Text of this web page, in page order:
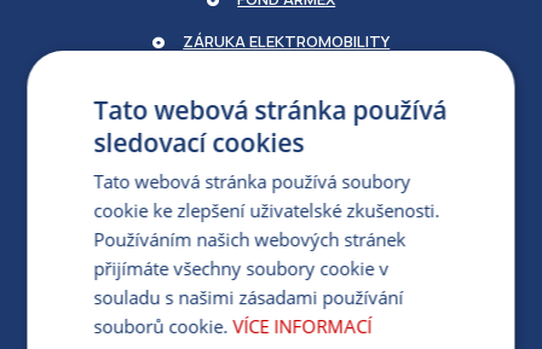
ZÁRUKA ELEKTROMOBILITY
PRO MÉDIA
MÁM DOTAZ KE STÁVAJÍCÍ SMLOUVĚ
412 154 154
PO-PÁ 7:30-17:00
Tato webová stránka používá
sledovací cookies
Tato webová stránka používá soubory
cookie ke zlepšení uživatelské zkušenosti.
Používáním našich webových stránek
přijímáte všechny soubory cookie v
souladu s našimi zásadami používání
souborů cookie. VÍCE INFORMACÍ